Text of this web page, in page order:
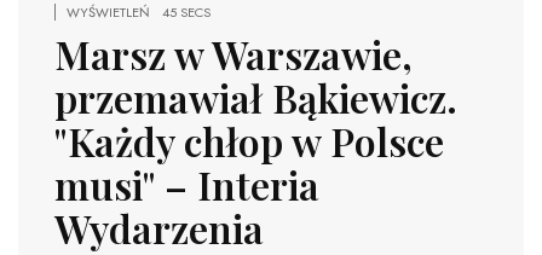
WYŚWIETLEŃ
45 SECS
Marsz w Warszawie,
przemawiał Bąkiewicz.
"Każdy chłop w Polsce
musi" – Interia
Wydarzenia